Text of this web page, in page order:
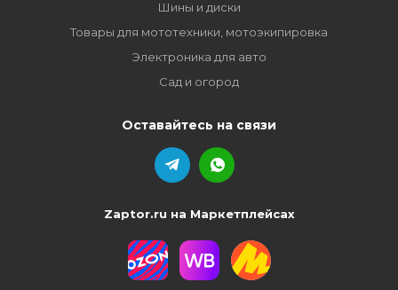
Шины и диски
Товары для мототехники, мотоэкипировка
Электроника для авто
Сад и огород
Оставайтесь на связи
Zaptor.ru на Маркетплейсах